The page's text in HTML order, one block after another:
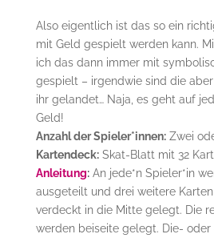
Also eigentlich ist das so ein
mit Geld gespielt werden kann.
ich das dann immer mit
gespielt – irgendwie sind die
ihr gelandet… Naja, es geht auf
Geld!
Anzahl der Spieler*innen:Zwei
Kartendeck:Skat-Blatt mit 32
Anleitung:An jede*n Spieler*in
ausgeteilt und drei weitere
verdeckt in die Mitte gelegt. Die
werden beiseite gelegt. Die- oder